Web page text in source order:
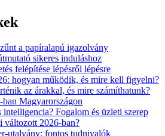
a papíralapú igazolvány
sikeres induláshoz
felépítése lépésről lépésre
hogyan működik, és mire kell figyelni?
az árakkal, és mire számíthatunk?
Magyarországon
intelligencia? Fogalom és üzleti szerep
2026-ban?
utalvány: fontos tudnivalók